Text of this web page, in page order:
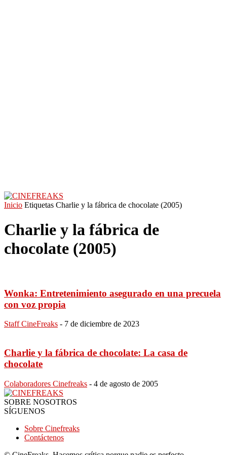
Inicio Etiquetas Charlie y la fábrica de chocolate (2005)
Charlie y la fábrica de
chocolate (2005)
Wonka: Entretenimiento asegurado en una precuela
con voz propia
Staff CineFreaks - 7 de diciembre de 2023
Charlie y la fábrica de chocolate: La casa de
chocolate
Colaboradores Cinefreaks - 4 de agosto de 2005
SOBRE NOSOTROS
SÍGUENOS
Sobre Cinefreaks
Contáctenos